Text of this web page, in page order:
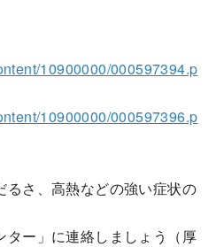
10900000/000597394.p
10900000/000597396.p
るさ、高熱などの強い症状の
ター」に連絡しましょう（厚